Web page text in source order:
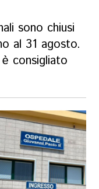
sono chiusi
al 31 agosto.
consigliato